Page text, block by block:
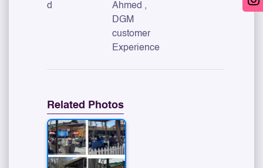
d
Ahmed ,
DGM
customer
Experience
Related Photos